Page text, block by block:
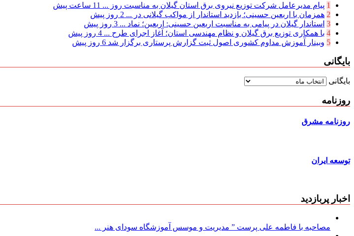
1 پیام مدیرعامل شركت توزیع نیروی برق استان گیلان به مناسبت روز ... 11 ساعت پیش
2 همزمان با اربعین حسینی؛ بازدید استاندار از مواکب گیلانی در ... 2 روز پیش
3 استاندار گیلان در پیامی به مناسبت اربعین حسینی: اربعین؛ نماد ... 3 روز پیش
4 با همکاری توزیع برق گیلان و نظام مهندسی استان؛ آغاز اجرای طرح ... 4 روز پیش
5 وبینار آموزش مداوم کشوری اصول ثبت گزارش پرستاری برگزار شد 6 روز پیش
بایگانی
بایگانی
روزنامه
روزنامه مشرق
توسعه ایران
اخبار پربازدید
مصاحبه با فاطمه علی پرست ” مدیریت و موسس آموزشگاه سودای هنر ...